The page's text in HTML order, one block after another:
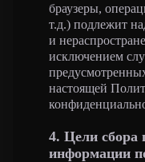
браузеры,
т.д.) подлежит
и
исключением
настоящей
4. Цели сбора
информации